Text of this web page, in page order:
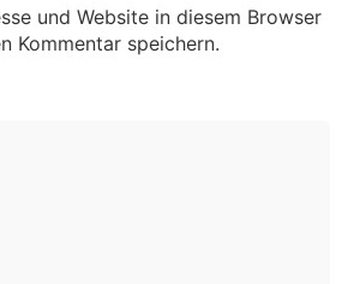
und Website in diesem Browser
Kommentar speichern.